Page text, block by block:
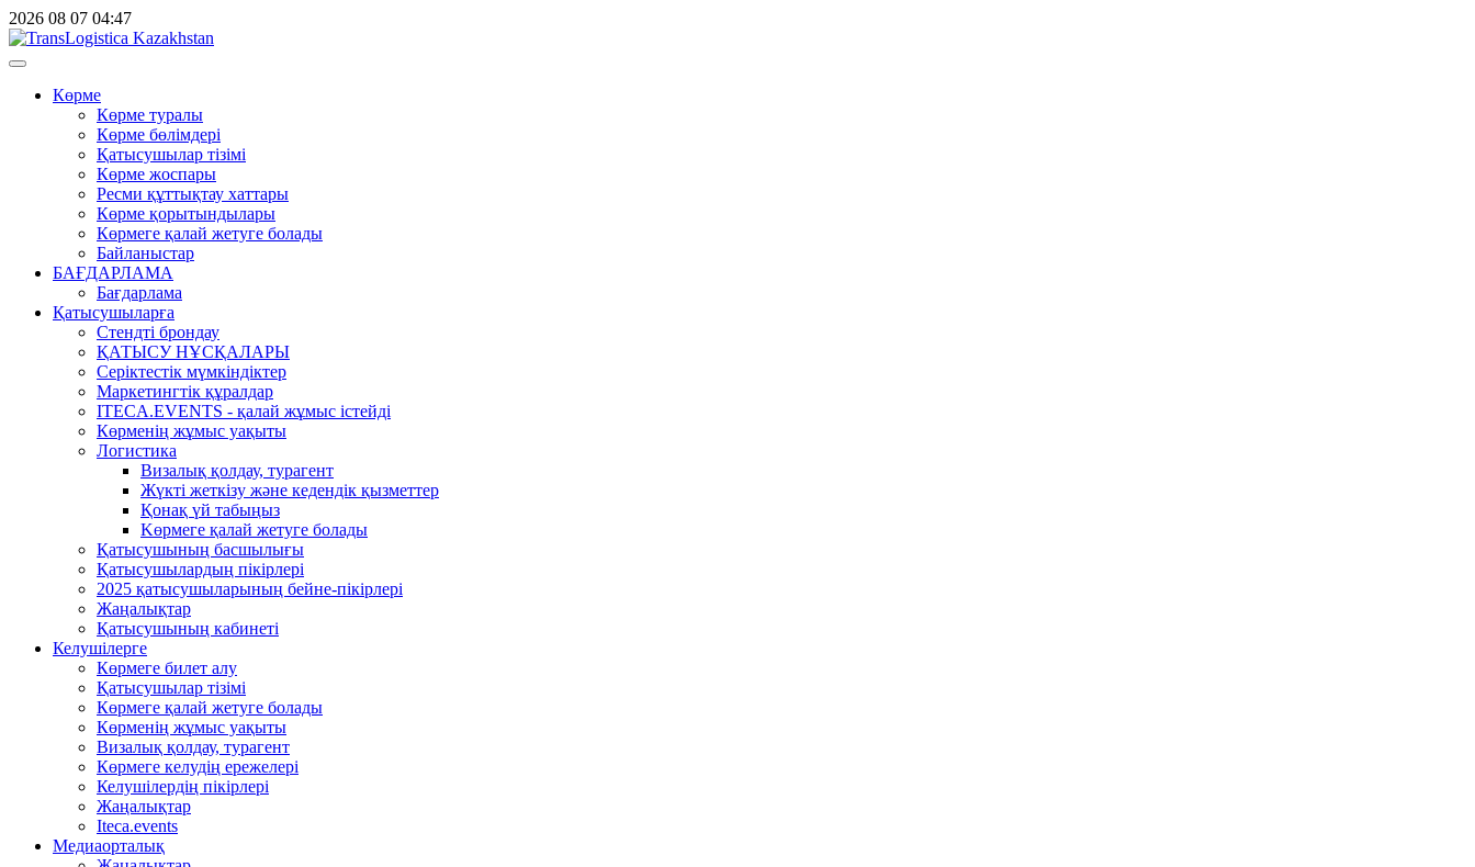
2026 08 07 04:47
Көрме
Көрме туралы
Көрме бөлімдері
Қатысушылар тізімі
Көрме жоспары
Ресми құттықтау хаттары
Көрме қорытындылары
Көрмеге қалай жетуге болады
Байланыстар
БАҒДАРЛАМА
Бағдарлама
Қатысушыларға
Стендті брондау
ҚАТЫСУ НҰСҚАЛАРЫ
Серіктестік мүмкіндіктер
Маркетингтік құралдар
ITECA.EVENTS - қалай жұмыс істейді
Көрменің жұмыс уақыты
Логистика
Визалық қолдау, турагент
Жүкті жеткізу және кедендік қызметтер
Қонақ үй табыңыз
Kөрмеге қалай жетуге болады
Қатысушының басшылығы
Қатысушылардың пікірлері
2025 қатысушыларының бейне-пікірлері
Жаңалықтар
Қатысушының кабинеті
Келушілерге
Көрмеге билет алу
Қатысушылар тізімі
Көрмеге қалай жетуге болады
Көрменің жұмыс уақыты
Визалық қолдау, турагент
Көрмеге келудің ережелері
Келушілердің пікірлері
Жаңалықтар
Iteca.events
Медиаорталық